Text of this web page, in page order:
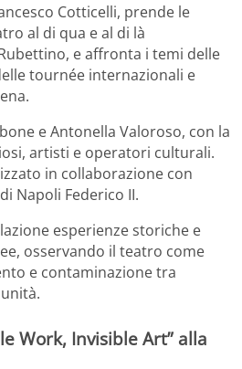
Cotticelli, prende le
al di qua e al di là
e affronta i temi delle
tournée internazionali e
e Antonella Valoroso, con la
artisti e operatori culturali.
in collaborazione con
Napoli Federico II.
esperienze storiche e
osservando il teatro come
e contaminazione tra
Work, Invisible Art” alla